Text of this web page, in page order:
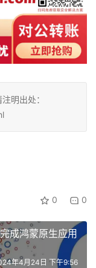
明出处：
0 0
成鸿蒙原生应用
年4月24日 下午9:56